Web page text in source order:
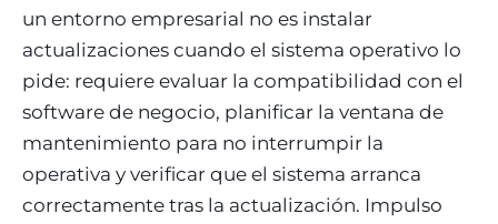
un entorno empresarial no es instalar
actualizaciones cuando el sistema operativo lo
pide: requiere evaluar la compatibilidad con el
software de negocio, planificar la ventana de
mantenimiento para no interrumpir la
operativa y verificar que el sistema arranca
correctamente tras la actualización. Impulso